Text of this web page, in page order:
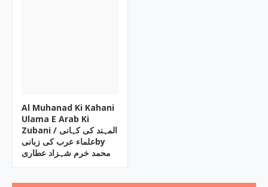
Al Muhanad Ki Kahani
Ulama E Arab Ki
Zubani / المہند کی کہانی
علماء عرب کی زبانیby
محمد خرم شہزاد عطاری